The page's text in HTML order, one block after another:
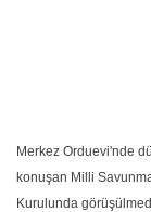
Merkez Orduevi'nde
konuşan Milli
Kurulunda